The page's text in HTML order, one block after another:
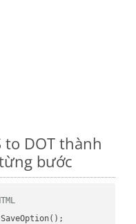
to DOT thành
bước
SaveOption();